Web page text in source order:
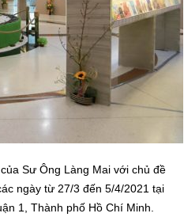
Sư Ông Làng Mai với chủ đề
ngày từ 27/3 đến 5/4/2021 tại
1, Thành phố Hồ Chí Minh.